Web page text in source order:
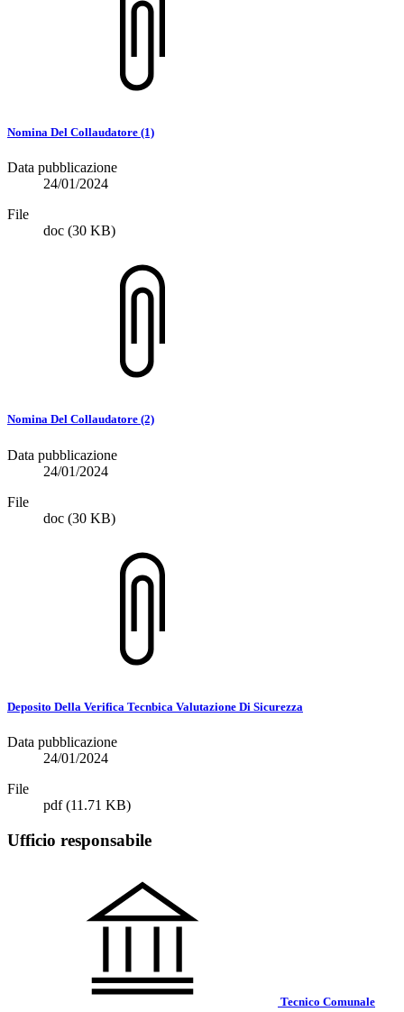
Nomina Del Collaudatore (1)
Data pubblicazione
24/01/2024
File
doc (30 KB)
Nomina Del Collaudatore (2)
Data pubblicazione
24/01/2024
File
doc (30 KB)
Deposito Della Verifica Tecnbica Valutazione Di Sicurezza
Data pubblicazione
24/01/2024
File
pdf(11.71 KB)
Ufficio responsabile
Tecnico Comunale